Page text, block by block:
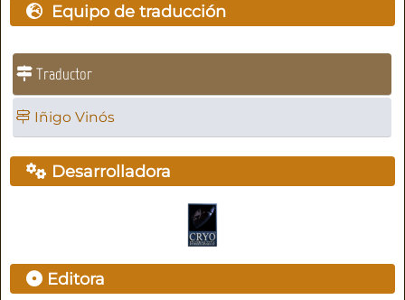
Equipo de traducción
Traductor
Iñigo Vinós
Desarrolladora
Editora